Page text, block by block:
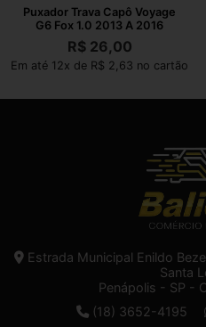
Puxador Trava Capô Voyage
G6 Fox 1.0 2013 A 2016
R$26,00
Em até 12x de R$ 2,63 no cartão
Estrada Municipal Enildo
Santa
Penápolis - SP -
(18) 3652-4195